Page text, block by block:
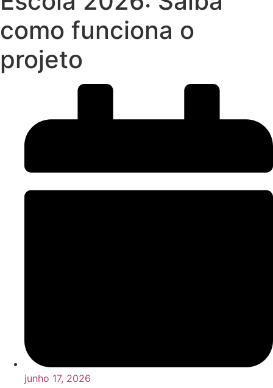
como funciona o
projeto
junho 17, 2026